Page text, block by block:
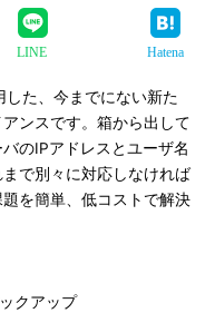
LINE Hatena
た、今までにない新た
ンスです。箱から出して
のIPアドレスとユーザ名
で別々に対応しなければ
を簡単、低コストで解決
クアップ